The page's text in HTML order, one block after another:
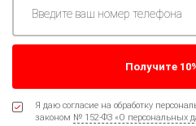
Я даю согласие на обработку
законом № 152-ФЗ «О персональных